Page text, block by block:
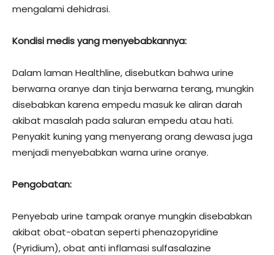
mengalami dehidrasi.
Kondisi medis yang menyebabkannya:
Dalam laman Healthline, disebutkan bahwa urine
berwarna oranye dan tinja berwarna terang, mungkin
disebabkan karena empedu masuk ke aliran darah
akibat masalah pada saluran empedu atau hati.
Penyakit kuning yang menyerang orang dewasa juga
menjadi menyebabkan warna urine oranye.
Pengobatan:
Penyebab urine tampak oranye mungkin disebabkan
akibat obat-obatan seperti phenazopyridine
(Pyridium), obat anti inflamasi sulfasalazine